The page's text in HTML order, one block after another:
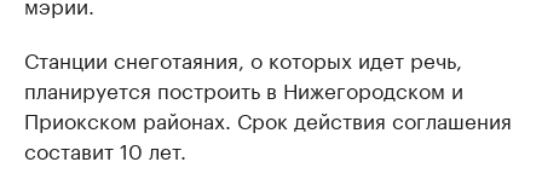
Станции снеготаяния, о которых идет речь,
планируется построить в Нижегородском и
Приокском районах. Срок действия соглашения
составит 10 лет.